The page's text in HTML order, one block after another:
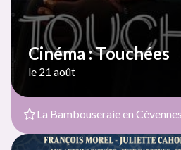
Cinéma : Touchées
le 21 août
La Bambouseraie en Cévennes